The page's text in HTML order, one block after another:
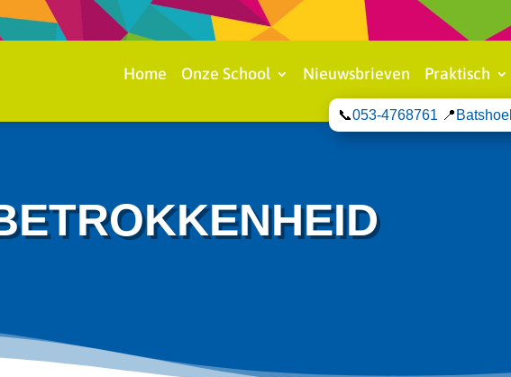
Home Onze School Nieuwsbrieven Praktisch
📞053-4768761 📍